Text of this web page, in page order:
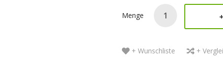
Menge
+ Wunschliste +